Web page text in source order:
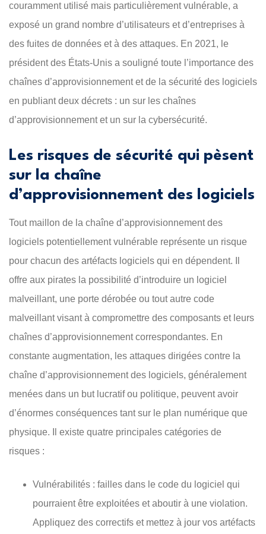
couramment utilisé mais particulièrement vulnérable, a
exposé un grand nombre d’utilisateurs et d’entreprises à
des fuites de données et à des attaques. En 2021, le
président des États-Unis a souligné toute l’importance des
chaînes d’approvisionnement et de la sécurité des logiciels
en publiant deux décrets : un sur les chaînes
d’approvisionnement et un sur la cybersécurité.
Les risques de sécurité qui pèsent
sur la chaîne
d’approvisionnement des logiciels
Tout maillon de la chaîne d’approvisionnement des
logiciels potentiellement vulnérable représente un risque
pour chacun des artéfacts logiciels qui en dépendent. Il
offre aux pirates la possibilité d’introduire un logiciel
malveillant, une porte dérobée ou tout autre code
malveillant visant à compromettre des composants et leurs
chaînes d’approvisionnement correspondantes. En
constante augmentation, les attaques dirigées contre la
chaîne d’approvisionnement des logiciels, généralement
menées dans un but lucratif ou politique, peuvent avoir
d’énormes conséquences tant sur le plan numérique que
physique. Il existe quatre principales catégories de
risques :
Vulnérabilités : failles dans le code du logiciel qui
pourraient être exploitées et aboutir à une violation.
Appliquez des correctifs et mettez à jour vos artéfacts